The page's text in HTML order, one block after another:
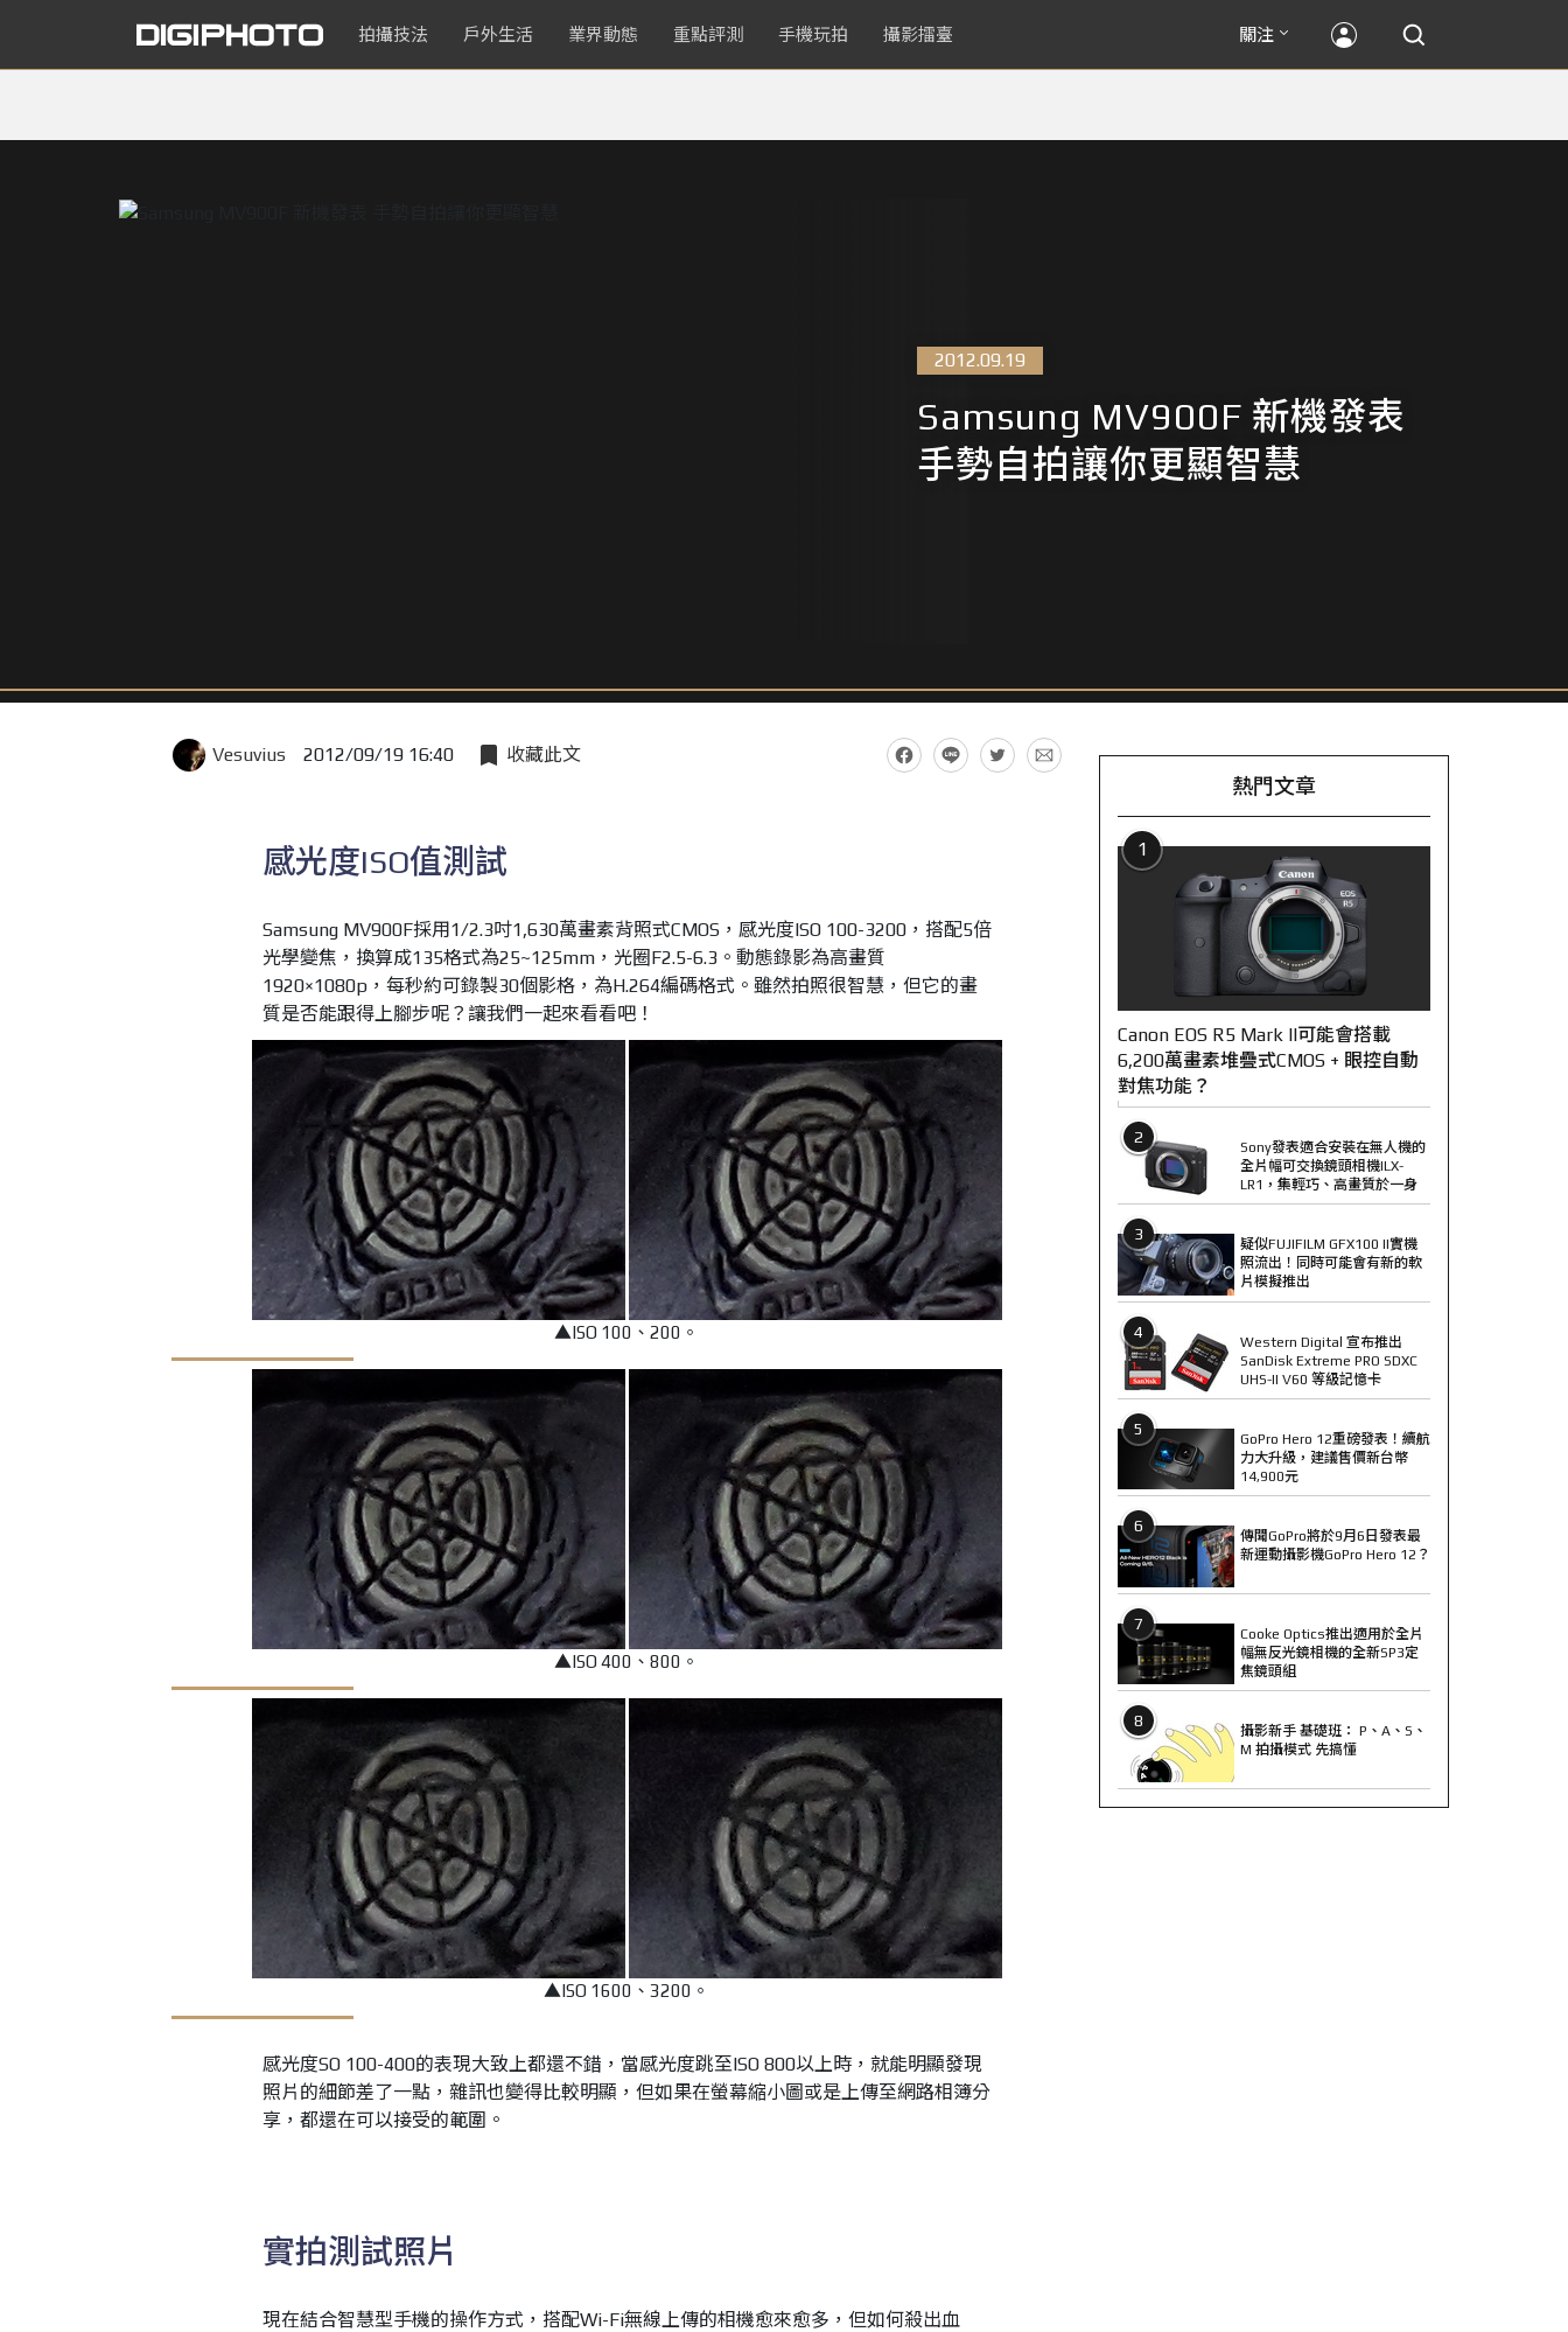
拍攝技法 戶外生活 業界動態 重點評測 手機玩拍 攝影擂臺 關注
2012.09.19
Samsung MV900F 新機發表
手勢自拍讓你更顯智慧
Vesuvius 2012/09/19 16:40 收藏此文
感光度ISO值測試
Samsung MV900F採用1/2.3吋1,630萬畫素背照式CMOS，感光度ISO 100-3200，搭配5倍
光學變焦，換算成135格式為25~125mm，光圈F2.5-6.3。動態錄影為高畫質
1920×1080p，每秒約可錄製30個影格，為H.264編碼格式。雖然拍照很智慧，但它的畫
質是否能跟得上腳步呢？讓我們一起來看看吧！
▲ISO 100、200。
▲ISO 400、800。
▲ISO 1600、3200。
感光度SO 100-400的表現大致上都還不錯，當感光度跳至ISO 800以上時，就能明顯發現
照片的細節差了一點，雜訊也變得比較明顯，但如果在螢幕縮小圖或是上傳至網路相簿分
享，都還在可以接受的範圍。
實拍測試照片
現在結合智慧型手機的操作方式，搭配Wi-Fi無線上傳的相機愈來愈多，但如何殺出血
熱門文章
1
Canon EOS R5 Mark II可能會搭載
6,200萬畫素堆疊式CMOS + 眼控自動
對焦功能？
2
Sony發表適合安裝在無人機的
全片幅可交換鏡頭相機ILX-
LR1，集輕巧、高畫質於一身
3
疑似FUJIFILM GFX100 II實機
照流出！同時可能會有新的軟
片模擬推出
4
Western Digital 宣布推出
SanDisk Extreme PRO SDXC
UHS-II V60 等級記憶卡
5
GoPro Hero 12重磅發表！續航
力大升級，建議售價新台幣
14,900元
6
傳聞GoPro將於9月6日發表最
新運動攝影機GoPro Hero 12？
7
Cooke Optics推出適用於全片
幅無反光鏡相機的全新SP3定
焦鏡頭組
8
攝影新手 基礎班： P、A、S、
M 拍攝模式 先搞懂